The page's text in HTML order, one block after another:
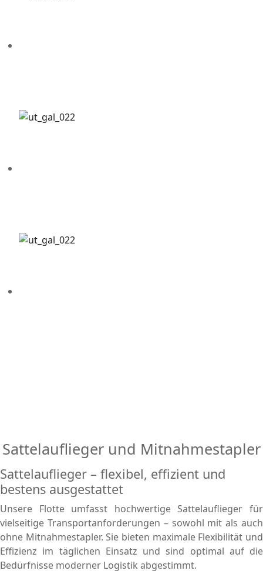
Sattelauflieger und Mitnahmestapler
Sattelauflieger – flexibel, effizient und
bestens ausgestattet
Unsere Flotte umfasst hochwertige Sattelauflieger für
vielseitige Transportanforderungen – sowohl mit als auch
ohne Mitnahmestapler. Sie bieten maximale Flexibilität und
Effizienz im täglichen Einsatz und sind optimal auf die
Bedürfnisse moderner Logistik abgestimmt.